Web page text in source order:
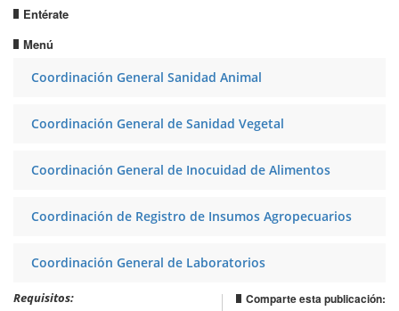
Entérate
Menú
Coordinación General Sanidad Animal
Coordinación General de Sanidad Vegetal
Coordinación General de Inocuidad de Alimentos
Coordinación de Registro de Insumos Agropecuarios
Coordinación General de Laboratorios
Comparte esta publicación:
Requisitos: